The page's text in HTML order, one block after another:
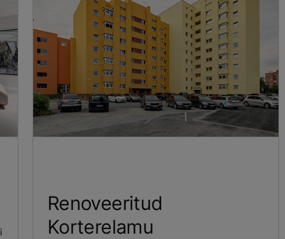
Renoveeritud
Korterelamu